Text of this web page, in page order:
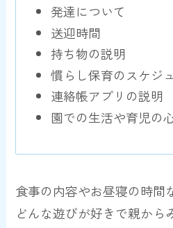
発達について
送迎時間
持ち物の説明
慣らし保育のスケジ
連絡帳アプリの説明
園での生活や育児の
食事の内容やお昼寝の時間
どんな遊びが好きで親から